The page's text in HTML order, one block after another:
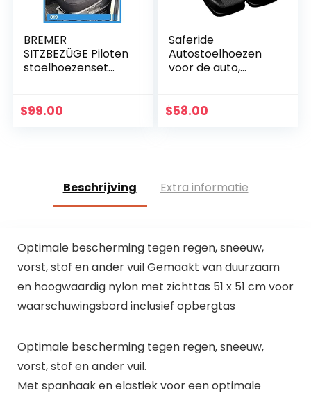
BREMER
SITZBEZÜGE Piloten
stoelhoezenset
bestuurder en
$99.00
Saferide
Autostoelhoezen
voor de auto,
geschikt voor
$58.00
Beschrijving Extra informatie
Optimale bescherming tegen regen, sneeuw,
vorst, stof en ander vuil Gemaakt van duurzaam
en hoogwaardig nylon met zichttas 51 x 51 cm voor
waarschuwingsbord inclusief opbergtas
Optimale bescherming tegen regen, sneeuw,
vorst, stof en ander vuil.
Met spanhaak en elastiek voor een optimale